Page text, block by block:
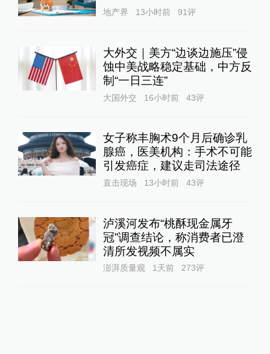
地产界 13小时前 91评
大外交｜美方“边谈边施压”侵
蚀中美战略稳定基础，中方反
制“一日三连”
大国外交 16小时前 43评
女子称丰胸术9个月后确诊乳
腺癌，医美机构：手术不可能
引发癌症，建议走司法途径
直击现场 13小时前 43评
泸溪河发布“桃酥现金属牙
冠”调查结论，称消费者已澄
清所发视频不属实
澎湃质量观 1天前 273评